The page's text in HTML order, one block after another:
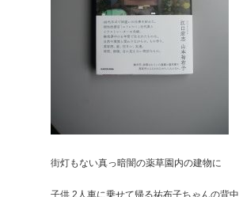
街灯もない真っ暗闇の薬草園内の建物に
子供 2人車に乗せて帰る祐布子ちゃんの背